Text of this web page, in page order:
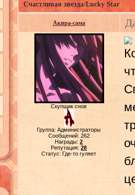
Счастливая звезда/Lucky Star
Акира-сама
Скупщик снов
Группа: Администраторы
Сообщений: 262
Награды:2
Репутация:28
Статус:Где-то гуляет